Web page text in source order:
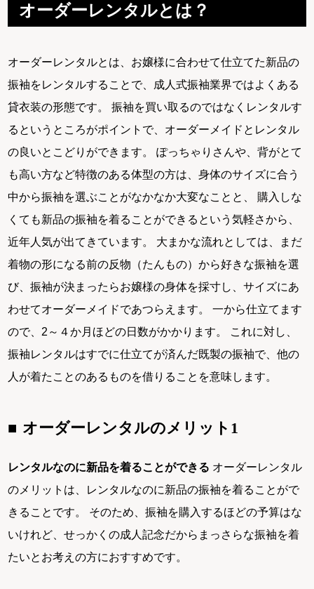
オーダーレンタルとは？
オーダーレンタルとは、お嬢様に合わせて仕立てた新品の
振袖をレンタルすることで、成人式振袖業界ではよくある
貸衣装の形態です。 振袖を買い取るのではなくレンタルす
るというところがポイントで、オーダーメイドとレンタル
の良いとこどりができます。 ぽっちゃりさんや、背がとて
も高い方など特徴のある体型の方は、身体のサイズに合う
中から振袖を選ぶことがなかなか大変なことと、 購入しな
くても新品の振袖を着ることができるという気軽さから、
近年人気が出てきています。 大まかな流れとしては、まだ
着物の形になる前の反物（たんもの）から好きな振袖を選
び、振袖が決まったらお嬢様の身体を採寸し、サイズにあ
わせてオーダーメイドであつらえます。 一から仕立てます
ので、2～４か月ほどの日数がかかります。 これに対し、
振袖レンタルはすでに仕立てが済んだ既製の振袖で、他の
人が着たことのあるものを借りることを意味します。
オーダーレンタルのメリット1
レンタルなのに新品を着ることができる
のメリットは、レンタルなのに新品の振袖を着ることがで
きることです。 そのため、振袖を購入するほどの予算はな
いけれど、せっかくの成人記念だからまっさらな振袖を着
たいとお考えの方におすすめです。